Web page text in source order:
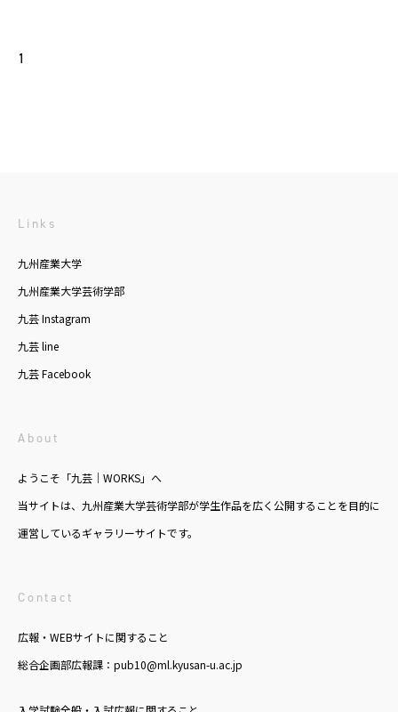
1
Links
九州産業大学
九州産業大学芸術学部
九芸 Instagram
九芸 line
九芸 Facebook
About
ようこそ「九芸｜WORKS」へ
当サイトは、九州産業大学芸術学部が学生作品を広く公開することを目的に
運営しているギャラリーサイトです。
Contact
広報・WEBサイトに関すること
総合企画部広報課：pub10@ml.kyusan-u.ac.jp